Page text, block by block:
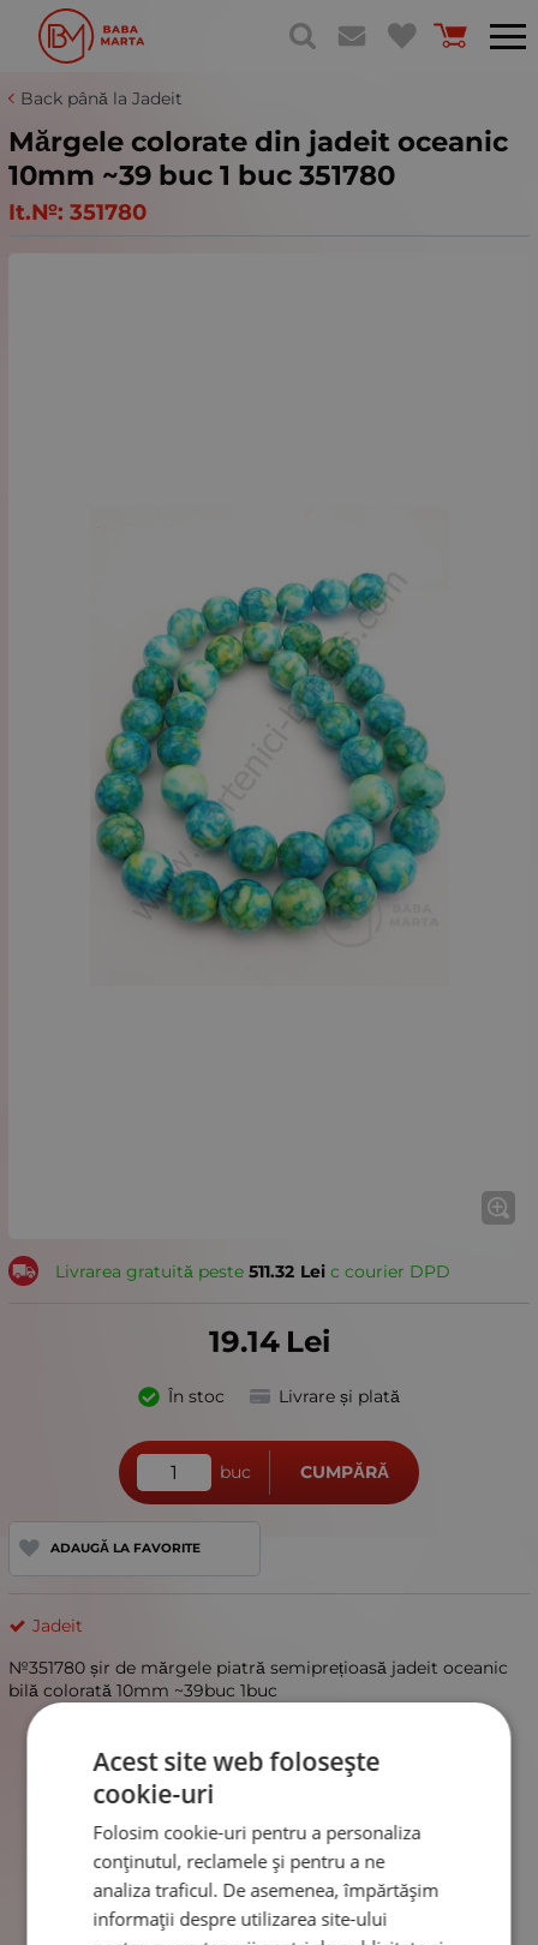
Back până la Jadeit
Mărgele colorate din jadeit oceanic
10mm ~39 buc 1 buc 351780
It.№: 351780
Livrarea gratuită peste 511.32 Leiс courier DPD
19.14 Lei
În stoc Livrare și plată
buc CUMPĂRĂ
ADAUGĂ LA FAVORITE
Jadeit
№351780 șir de mărgele piatră semiprețioasă jadeit oceanic
bilă colorată 10mm ~39buc 1buc
Acest site web folosește
cookie-uri
Folosim cookie-uri pentru a personaliza
conținutul, reclamele și pentru a ne
analiza traficul. De asemenea, împărtășim
informații despre utilizarea site-ului